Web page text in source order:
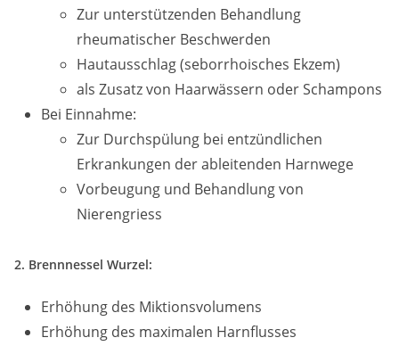
Zur unterstützenden Behandlung
rheumatischer Beschwerden
Hautausschlag (seborrhoisches Ekzem)
als Zusatz von Haarwässern oder Schampons
Bei Einnahme:
Zur Durchspülung bei entzündlichen
Erkrankungen der ableitenden Harnwege
Vorbeugung und Behandlung von
Nierengriess
2. Brennnessel Wurzel:
Erhöhung des Miktionsvolumens
Erhöhung des maximalen Harnflusses